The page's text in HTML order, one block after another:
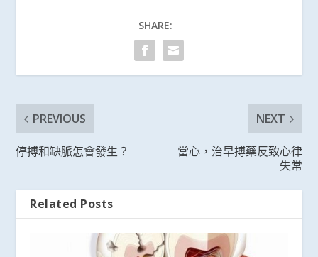
SHARE:
PREVIOUS
停搏和缺脈怎會發生？
NEXT
當心，治早搏藥反致心律
失常
Related Posts